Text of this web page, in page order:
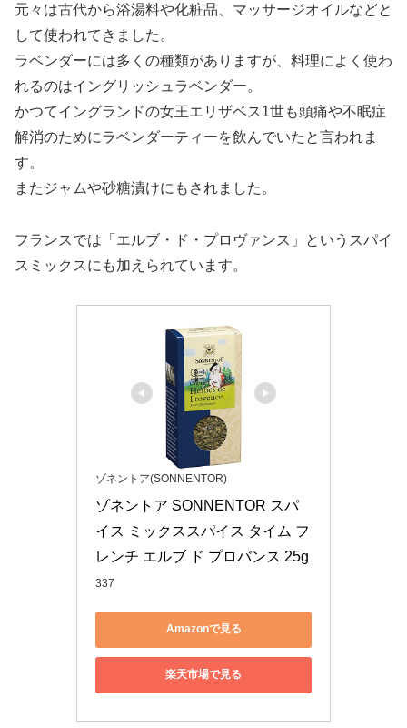
元々は古代から浴湯料や化粧品、マッサージオイルなどと
して使われてきました。
ラベンダーには多くの種類がありますが、料理によく使わ
れるのはイングリッシュラベンダー。
かつてイングランドの女王エリザベス1世も頭痛や不眠症
解消のためにラベンダーティーを飲んでいたと言われま
す。
またジャムや砂糖漬けにもされました。
フランスでは「エルブ・ド・プロヴァンス」というスパイ
スミックスにも加えられています。
ゾネントア(SONNENTOR)
ゾネントア SONNENTOR スパ
イス ミックススパイス タイム フ
レンチ エルブ ド プロバンス 25g
337
Amazonで見る
楽天市場で見る